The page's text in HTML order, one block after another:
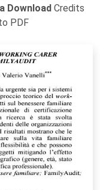
Download Credits
PDF